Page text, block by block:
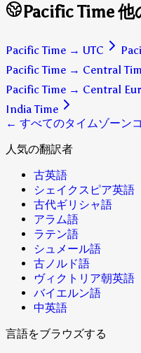
Pacific Time
Pacific Time → UTC
Pacific Time → Central
Pacific Time → Central
India Time
← すべてのタイムゾーン
人気の翻訳者
古英語
シェイクスピア英語
古代ギリシャ語
アラム語
ラテン語
シュメール語
古ノルド語
ヴィクトリア朝英語
バイエルン語
中英語
言語をブラウズする